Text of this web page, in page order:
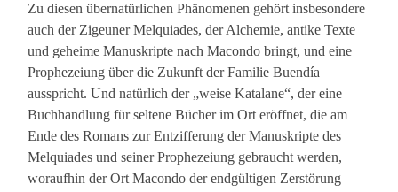
Zu diesen übernatürlichen Phänomenen gehört insbesondere
auch der Zigeuner Melquiades, der Alchemie, antike Texte
und geheime Manuskripte nach Macondo bringt, und eine
Prophezeiung über die Zukunft der Familie Buendía
ausspricht. Und natürlich der „weise Katalane“, der eine
Buchhandlung für seltene Bücher im Ort eröffnet, die am
Ende des Romans zur Entzifferung der Manuskripte des
Melquiades und seiner Prophezeiung gebraucht werden,
woraufhin der Ort Macondo der endgültigen Zerstörung